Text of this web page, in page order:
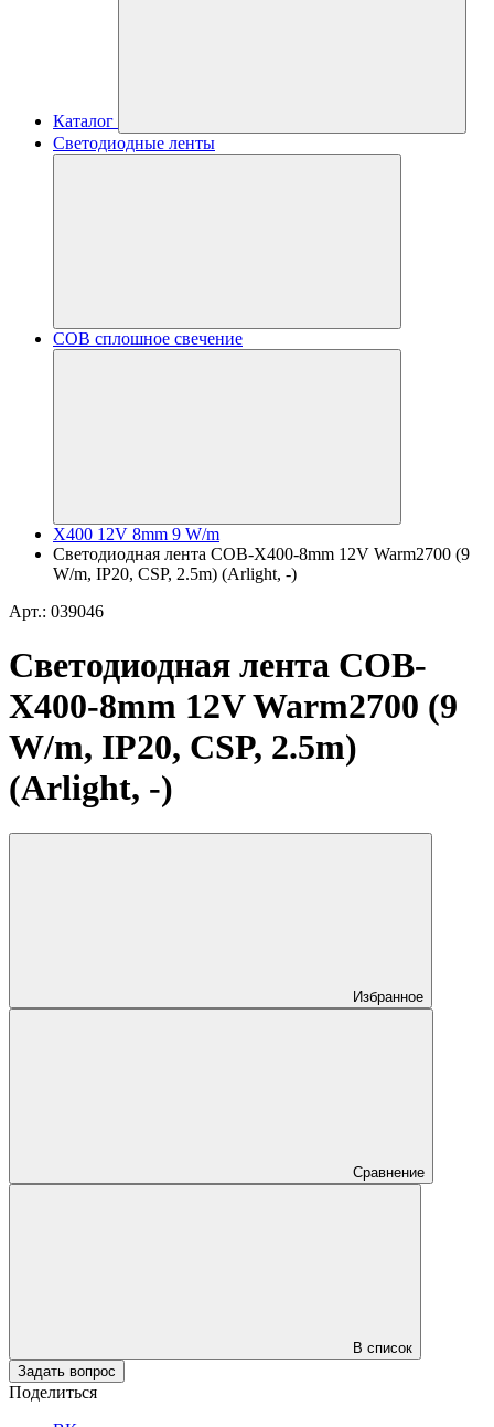
Каталог
Светодиодные ленты
COB сплошное свечение
X400 12V 8mm 9 W/m
Светодиодная лента COB-X400-8mm 12V Warm2700 (9
W/m, IP20, CSP, 2.5m) (Arlight, -)
Арт.: 039046
Светодиодная лента COB-
X400-8mm 12V Warm2700 (9
W/m, IP20, CSP, 2.5m)
(Arlight, -)
Избранное
Сравнение
В список
Задать вопрос
Поделиться